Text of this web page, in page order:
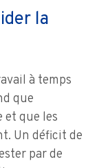
la
à temps
que
et que les
Un déficit de
par de